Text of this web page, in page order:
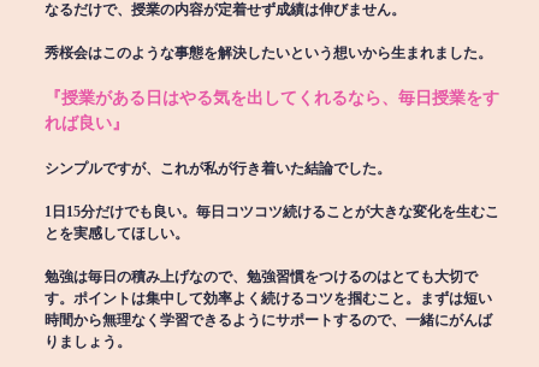
なるだけで、授業の内容が定着せず成績は伸びません。
秀桜会はこのような事態を解決したいという想いから生まれました。
『授業がある日はやる気を出してくれるなら、毎日授業をす
れば良い』
シンプルですが、これが私が行き着いた結論でした。
1日15分だけでも良い。毎日コツコツ続けることが大きな変化を生むこ
とを実感してほしい。
勉強は毎日の積み上げなので、勉強習慣をつけるのはとても大切で
す。ポイントは集中して効率よく続けるコツを掴むこと。まずは短い
時間から無理なく学習できるようにサポートするので、一緒にがんば
りましょう。